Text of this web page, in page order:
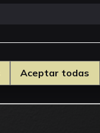
Aceptar todas